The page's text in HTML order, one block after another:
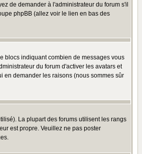
de demander à l'administrateur du forum s'il
phpBB (allez voir le lien en bas des
blocs indiquant combien de messages vous
du forum d'activer les avatars et
en demander les raisons (nous sommes sûr
La plupart des forums utilisent les rangs
est propre. Veuillez ne pas poster